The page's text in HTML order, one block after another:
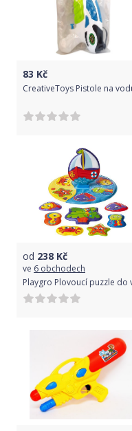
83 Kč
od 238 Kč
ve 6 obchodech